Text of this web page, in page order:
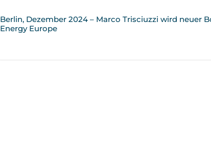
Berlin, Dezember 2024 – Marco Trisciuzzi wird neuer
Energy Europe